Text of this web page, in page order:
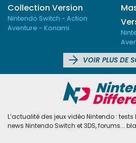
Collection Version
Nintendo Switch - Action
Aventure - Konami
VOIR PLUS DE
L’actualité des jeux vidéo Nintendo : tests
news Nintendo Switch et 3DS, forums...